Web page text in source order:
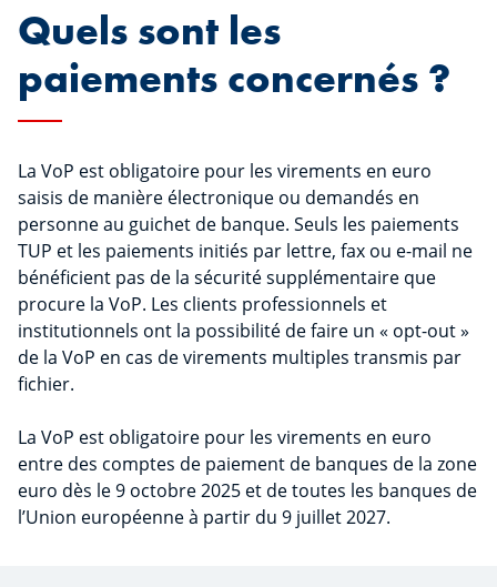
Quels sont les
paiements concernés ?
La VoP est obligatoire pour les virements en euro
saisis de manière électronique ou demandés en
personne au guichet de banque. Seuls les paiements
TUP et les paiements initiés par lettre, fax ou e-mail ne
bénéficient pas de la sécurité supplémentaire que
procure la VoP. Les clients professionnels et
institutionnels ont la possibilité de faire un « opt-out »
de la VoP en cas de virements multiples transmis par
fichier.
La VoP est obligatoire pour les virements en euro
entre des comptes de paiement de banques de la zone
euro dès le 9 octobre 2025 et de toutes les banques de
l’Union européenne à partir du 9 juillet 2027.